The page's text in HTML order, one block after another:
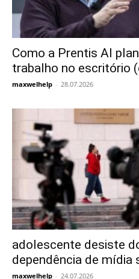
Como a Prentis AI
trabalho no escritório
maxwelhelp - 28.07.2026
adolescente desiste
dependência de
maxwelhelp - 24.07.2026